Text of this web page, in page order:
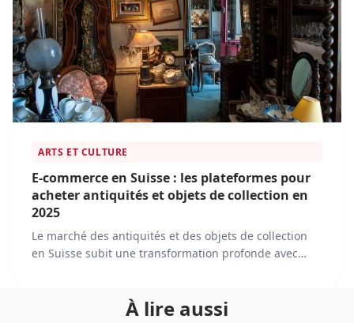
ARTS ET CULTURE
E-commerce en Suisse : les plateformes pour
acheter antiquités et objets de collection en
2025
Le marché des antiquités et des objets de collection
en Suisse subit une transformation profonde avec
trouver leur bonheur sur une variété de plateformes
À lire aussi